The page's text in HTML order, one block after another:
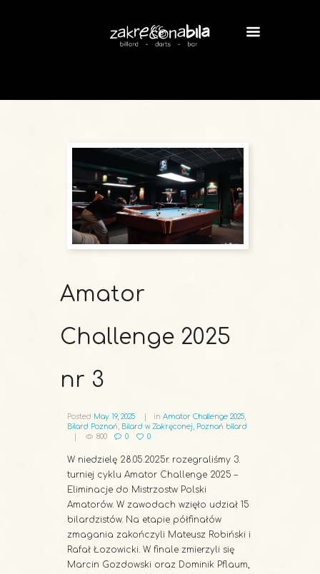
Amator
Challenge 2025
nr 3
Posted May 19, 2025 in Amator Challenge 2025,
Bilard Poznań
Bilard w Zakręconej
Poznań bilard
800
0 0
W niedzielę 28.05.2025r. rozegraliśmy 3.
turniej cyklu Amator Challenge 2025 –
Eliminacje do Mistrzostw Polski
Amatorów. W zawodach wzięło udział 15
bilardzistów. Na etapie półfinałów
zmagania zakończyli Mateusz Robiński i
Rafał Łozowicki. W finale zmierzyli się
Marcin Gozdowski oraz Dominik Pflaum,